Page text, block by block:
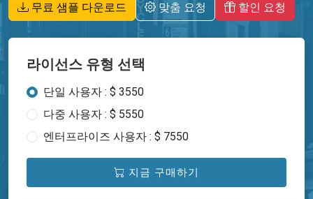
무료 샘플 다운로드 맞춤 요청 할인 요청
라이선스 유형 선택
단일 사용자 : $ 3550
다중 사용자 : $ 5550
엔터프라이즈 사용자 : $ 7550
지금 구매하기